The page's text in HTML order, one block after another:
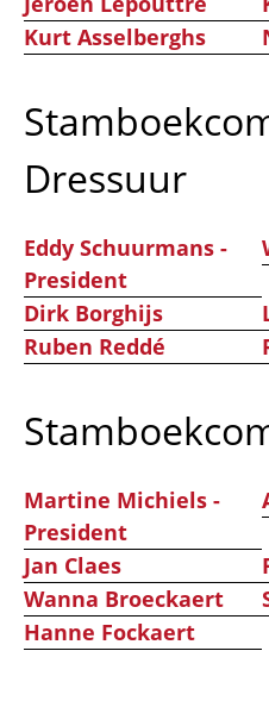
Kurt Asselberghs
Dressuur
Eddy Schuurmans -
President
Dirk Borghijs
Ruben Reddé
Martine Michiels -
President
Jan Claes
Wanna Broeckaert
Hanne Fockaert